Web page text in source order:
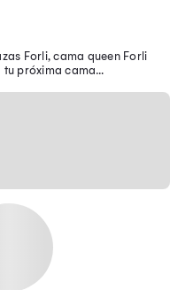
Forli, cama queen Forli
próxima cama